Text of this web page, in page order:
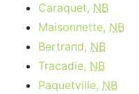
Caraquet, NB
Maisonnette, NB
Bertrand, NB
Tracadie, NB
Paquetville, NB